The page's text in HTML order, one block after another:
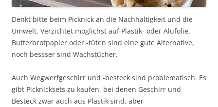
Denkt bitte beim Picknick an die Nachhaltigkeit und die
Umwelt. Verzichtet möglichst auf Plastik- oder Alufolie.
Butterbrotpapier oder -tüten sind eine gute Alternative,
noch bessser sind Wachstücher.
Auch Wegwerfgeschirr und -besteck sind problematisch. Es
gibt Picknicksets zu kaufen, bei denen Geschirr und
Besteck zwar auch aus Plastik sind, aber